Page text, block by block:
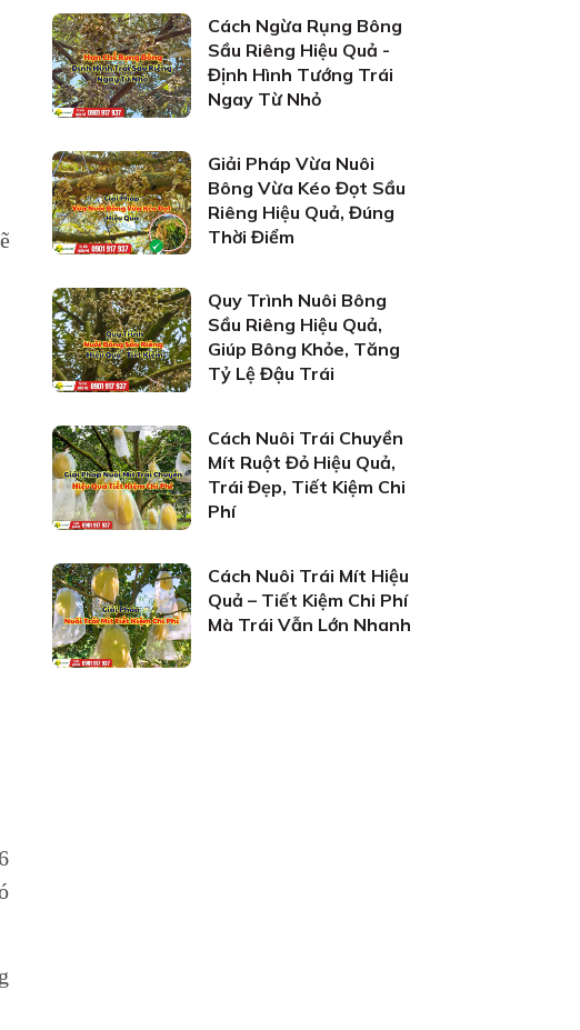
Cách Ngừa Rụng Bông
Sầu Riêng Hiệu Quả -
Định Hình Tướng Trái
Ngay Từ Nhỏ
Giải Pháp Vừa Nuôi
Bông Vừa Kéo Đọt Sầu
Riêng Hiệu Quả, Đúng
Thời Điểm
Quy Trình Nuôi Bông
Sầu Riêng Hiệu Quả,
Giúp Bông Khỏe, Tăng
Tỷ Lệ Đậu Trái
Cách Nuôi Trái Chuyền
Mít Ruột Đỏ Hiệu Quả,
Trái Đẹp, Tiết Kiệm Chi
Phí
Cách Nuôi Trái Mít Hiệu
Quả – Tiết Kiệm Chi Phí
Mà Trái Vẫn Lớn Nhanh